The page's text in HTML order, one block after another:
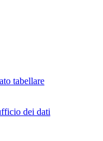
tabellare
dei dati